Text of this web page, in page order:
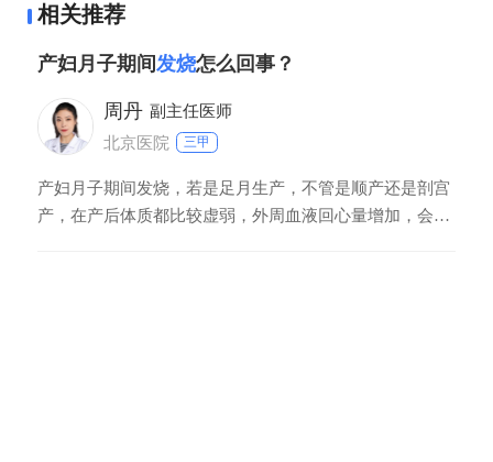
相关推荐
产妇月子期间发烧怎么回事？
周丹 副主任医师
北京医院
三甲
产妇月子期间发烧，若是足月生产，不管是顺产还是剖宫
产，在产后体质都比较虚弱，外周血液回心量增加，会表